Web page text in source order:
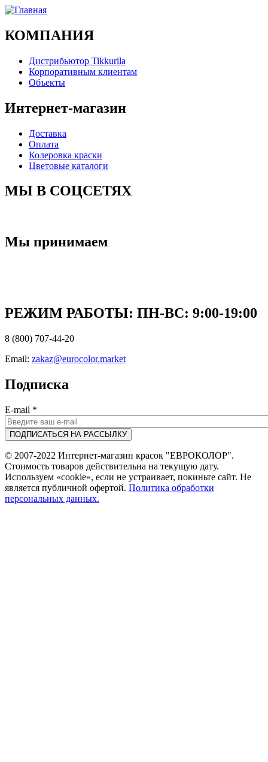
КОМПАНИЯ
Дистрибьютор Tikkurila
Корпоративным клиентам
Объекты
Интернет-магазин
Доставка
Оплата
Колеровка краски
Цветовые каталоги
МЫ В СОЦСЕТЯХ
Мы принимаем
РЕЖИМ РАБОТЫ: ПН-ВC: 9:00-19:00
8 (800) 707-44-20
Email: zakaz@eurocolor.market
Подписка
E-mail *
© 2007-2022 Интернет-магазин красок "ЕВРОКОЛОР".
Стоимость товаров действительна на текущую дату.
Используем «cookie», если не устраивает, покиньте сайт. Не
является публичной офертой. Политика обработки
персональных данных.